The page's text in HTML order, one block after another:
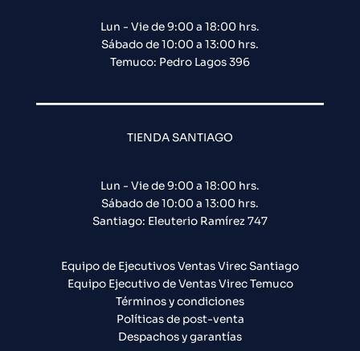
Lun - Vie de 9:00 a 18:00 hrs.
Sábado de 10:00 a 13:00 hrs.
Temuco: Pedro Lagos 396
TIENDA SANTIAGO
Lun - Vie de 9:00 a 18:00 hrs.
Sábado de 10:00 a 13:00 hrs.
Santiago: Eleuterio Ramírez 747​
Equipo de Ejecutivos Ventas Virec Santiago
Equipo Ejecutivo de Ventas Virec Temuco
Términos y condiciones
Políticas de post-venta
Despachos y garantías